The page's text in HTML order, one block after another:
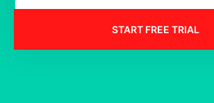
START FREE TRIAL